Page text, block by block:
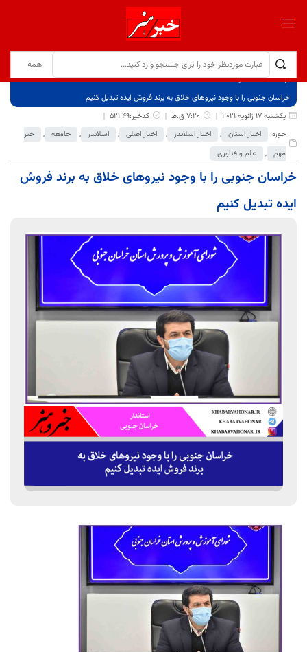
برگ نخست
نوشته‌ها
خراسان جنوبی را با وجود نیروهای خلاق به برند فروش ایده تبدیل کنیم
یکشنبه 17 ژانویه 2021
7:20 ق.ظ
کدخبر:52249
حوزه:
اخبار استان , اخبار اسلایدر , اخبار اصلی , اسلایدر , جامعه ,
خبر
مهم , علم و فناوری
خراسان جنوبی را با وجود نیروهای خلاق به برند فروش
ایده تبدیل کنیم